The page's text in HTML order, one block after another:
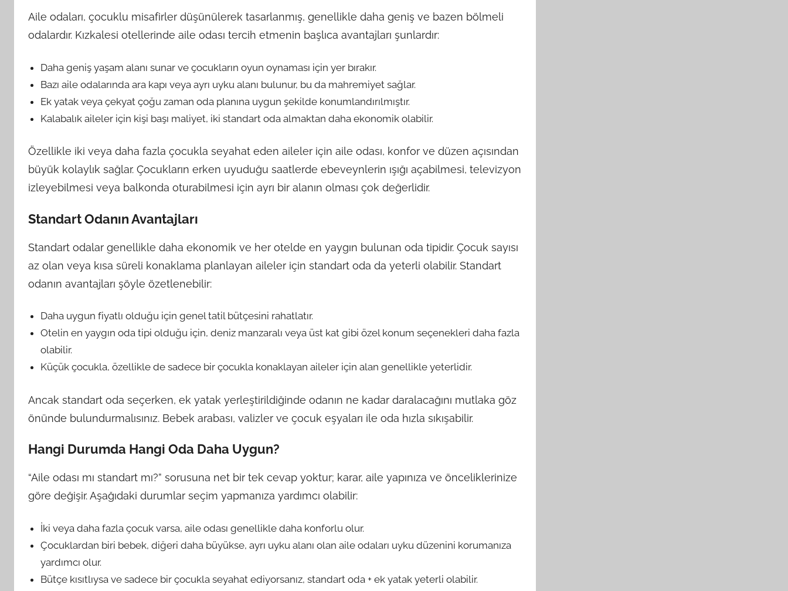
Aile odaları, çocuklu misafirler düşünülerek tasarlanmış, genellikle daha geniş ve bazen bölmeli
odalardır. Kızkalesi otellerinde aile odası tercih etmenin başlıca avantajları şunlardır:
Daha geniş yaşam alanı sunar ve çocukların oyun oynaması için yer bırakır.
Bazı aile odalarında ara kapı veya ayrı uyku alanı bulunur, bu da mahremiyet sağlar.
Ek yatak veya çekyat çoğu zaman oda planına uygun şekilde konumlandırılmıştır.
Kalabalık aileler için kişi başı maliyet, iki standart oda almaktan daha ekonomik olabilir.
Özellikle iki veya daha fazla çocukla seyahat eden aileler için aile odası, konfor ve düzen açısından
büyük kolaylık sağlar. Çocukların erken uyuduğu saatlerde ebeveynlerin ışığı açabilmesi, televizyon
izleyebilmesi veya balkonda oturabilmesi için ayrı bir alanın olması çok değerlidir.
Standart Odanın Avantajları
Standart odalar genellikle daha ekonomik ve her otelde en yaygın bulunan oda tipidir. Çocuk sayısı
az olan veya kısa süreli konaklama planlayan aileler için standart oda da yeterli olabilir. Standart
odanın avantajları şöyle özetlenebilir:
Daha uygun fiyatlı olduğu için genel tatil bütçesini rahatlatır.
Otelin en yaygın oda tipi olduğu için, deniz manzaralı veya üst kat gibi özel konum seçenekleri daha fazla
olabilir.
Küçük çocukla, özellikle de sadece bir çocukla konaklayan aileler için alan genellikle yeterlidir.
Ancak standart oda seçerken, ek yatak yerleştirildiğinde odanın ne kadar daralacağını mutlaka göz
önünde bulundurmalısınız. Bebek arabası, valizler ve çocuk eşyaları ile oda hızla sıkışabilir.
Hangi Durumda Hangi Oda Daha Uygun?
“Aile odası mı standart mı?” sorusuna net bir tek cevap yoktur; karar, aile yapınıza ve önceliklerinize
göre değişir. Aşağıdaki durumlar seçim yapmanıza yardımcı olabilir:
İki veya daha fazla çocuk varsa, aile odası genellikle daha konforlu olur.
Çocuklardan biri bebek, diğeri daha büyükse, ayrı uyku alanı olan aile odaları uyku düzenini korumanıza
yardımcı olur.
Bütçe kısıtlıysa ve sadece bir çocukla seyahat ediyorsanız, standart oda + ek yatak yeterli olabilir.